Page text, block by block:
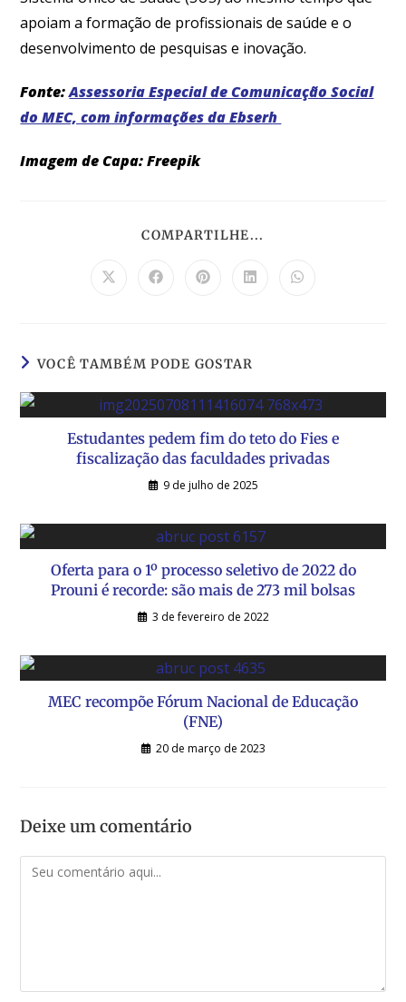
apoiam a formação de profissionais de saúde e o
desenvolvimento de pesquisas e inovação.
Fonte: Assessoria Especial de Comunicação Social
do MEC, com informações da Ebserh
Imagem de Capa: Freepik
COMPARTILHE...
VOCÊ TAMBÉM PODE GOSTAR
Estudantes pedem fim do teto do Fies e
fiscalização das faculdades privadas
9 de julho de 2025
Oferta para o 1º processo seletivo de 2022 do
Prouni é recorde: são mais de 273 mil bolsas
3 de fevereiro de 2022
MEC recompõe Fórum Nacional de Educação
(FNE)
20 de março de 2023
Deixe um comentário